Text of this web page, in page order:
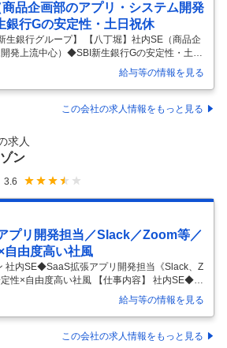
品企画部のアプリ・システム開発
銀行Gの安定性・土日祝休
生銀行グループ】 【八丁堀】社内SE（商品企
発上流中心）◆SBI新生銀行Gの安定性・土日
丁堀】社内SE（商品企画部のアプリ・システ
生銀行Gの安定性・土日祝休◆ 【具体的な仕
出身者歓迎／緊急作業年数回程度・土日祝
企画・設計メイン／在宅可／充実した福利厚
ョンの保守・開発に係る業務を担当いただき
の業務に携われる機会も多く、世の中の
給与等の情報を見る
この会社の求人情報をもっと見る
求人
ン
3.6
プリ開発担当／Slack／Zoom等／
自由度高い社風
社内SE◆SaaS拡張アプリ開発担当《Slack、Z
性×自由度高い社風 【仕事内容】 社内SE◆S
Slack、Zoom等》◆金融機関の安定性×自由度
内容】 ★DX銘柄2024企業/自社内開発メイン/S
内容 ITツールの利活用推進やセキュリティ管
Slack、Zoom、Box等の各種SaaSの開発・管
給与等の情報を見る
この会社の求人情報をもっと見る